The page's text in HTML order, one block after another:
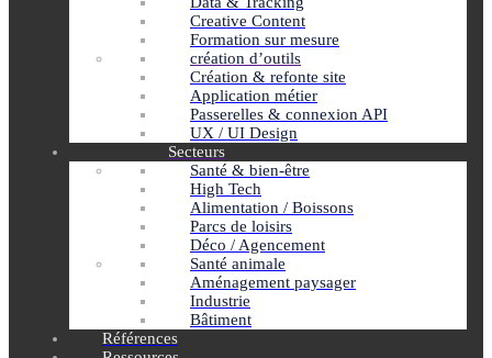
Creative Content
Formation sur mesure
création d’outils
Création & refonte site
Application métier
Passerelles & connexion API
UX / UI Design
Secteurs
Santé & bien-être
High Tech
Alimentation / Boissons
Parcs de loisirs
Déco / Agencement
Santé animale
Aménagement paysager
Industrie
Bâtiment
Références